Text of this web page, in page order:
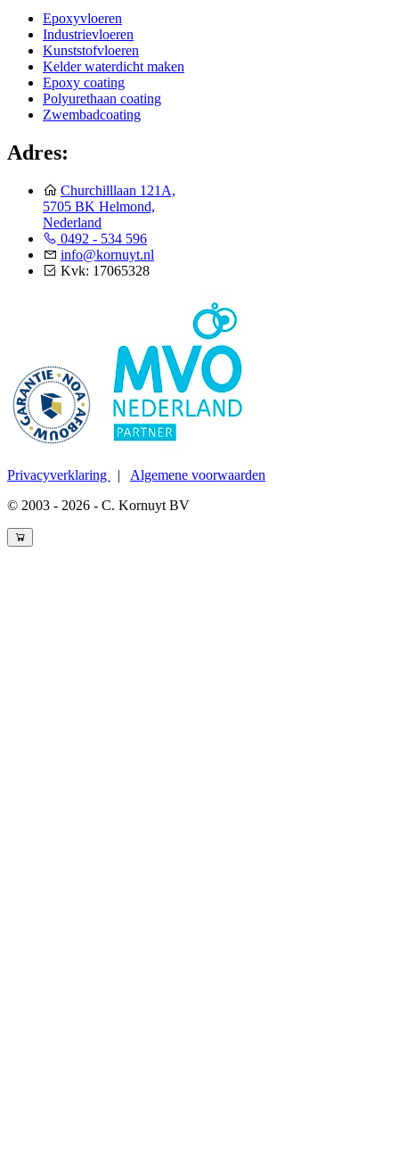
Epoxyvloeren
Industrievloeren
Kunststofvloeren
Kelder waterdicht maken
Epoxy coating
Polyurethaan coating
Zwembadcoating
Adres:
Churchilllaan 121A,
5705 BK Helmond,
Nederland
0492 - 534 596
info@kornuyt.nl
Kvk: 17065328
Privacyverklaring | Algemene voorwaarden
© 2003 - 2026 - C. Kornuyt BV